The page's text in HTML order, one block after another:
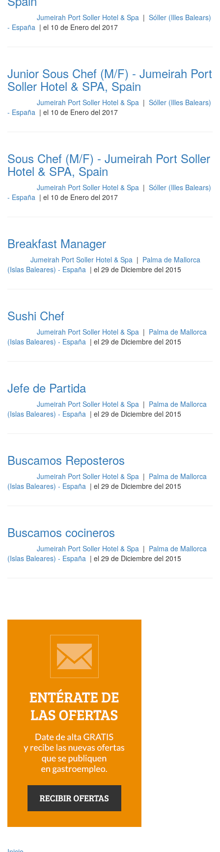
Jumeirah Port Soller Hotel & Spa | Sóller (Illes Balears)
- España | el 10 de Enero del 2017
Junior Sous Chef (M/F) - Jumeirah Port
Soller Hotel & SPA, Spain
Jumeirah Port Soller Hotel & Spa | Sóller (Illes Balears)
- España | el 10 de Enero del 2017
Sous Chef (M/F) - Jumeirah Port Soller
Hotel & SPA, Spain
Jumeirah Port Soller Hotel & Spa | Sóller (Illes Balears)
- España | el 10 de Enero del 2017
Breakfast Manager
Jumeirah Port Soller Hotel & Spa | Palma de Mallorca
(Islas Baleares) - España | el 29 de Diciembre del 2015
Sushi Chef
Jumeirah Port Soller Hotel & Spa | Palma de Mallorca
(Islas Baleares) - España | el 29 de Diciembre del 2015
Jefe de Partida
Jumeirah Port Soller Hotel & Spa | Palma de Mallorca
(Islas Baleares) - España | el 29 de Diciembre del 2015
Buscamos Reposteros
Jumeirah Port Soller Hotel & Spa | Palma de Mallorca
(Islas Baleares) - España | el 29 de Diciembre del 2015
Buscamos cocineros
Jumeirah Port Soller Hotel & Spa | Palma de Mallorca
(Islas Baleares) - España | el 29 de Diciembre del 2015